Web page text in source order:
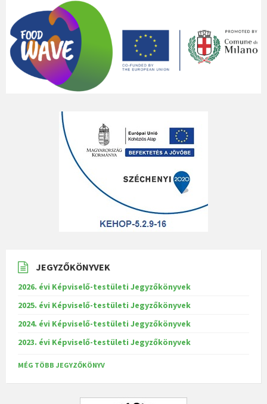
JEGYZŐKÖNYVEK
2026. évi Képviselő-testületi Jegyzőkönyvek
2025. évi Képviselő-testületi Jegyzőkönyvek
2024. évi Képviselő-testületi Jegyzőkönyvek
2023. évi Képviselő-testületi Jegyzőkönyvek
MÉG TÖBB JEGYZŐKÖNYV